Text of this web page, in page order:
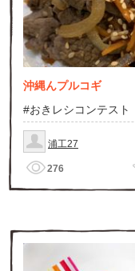
沖縄んプルコギ
#おきレシコンテスト
浦工27
276